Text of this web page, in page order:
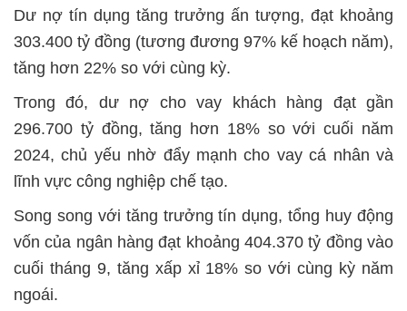
Dư nợ tín dụng tăng trưởng ấn tượng, đạt khoảng
303.400 tỷ đồng (tương đương 97% kế hoạch năm),
tăng hơn 22% so với cùng kỳ.
Trong đó, dư nợ cho vay khách hàng đạt gần
296.700 tỷ đồng, tăng hơn 18% so với cuối năm
2024, chủ yếu nhờ đẩy mạnh cho vay cá nhân và
lĩnh vực công nghiệp chế tạo.
Song song với tăng trưởng tín dụng, tổng huy động
vốn của ngân hàng đạt khoảng 404.370 tỷ đồng vào
cuối tháng 9, tăng xấp xỉ 18% so với cùng kỳ năm
ngoái.